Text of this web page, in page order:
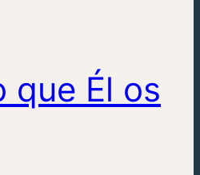
que Él os